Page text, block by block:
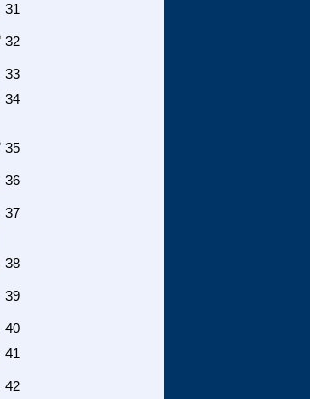
31
32
33
34
35
36
37
38
39
40
41
42